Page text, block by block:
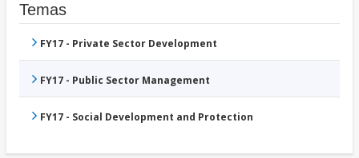
Temas
FY17 - Private Sector Development
FY17 - Public Sector Management
FY17 - Social Development and Protection